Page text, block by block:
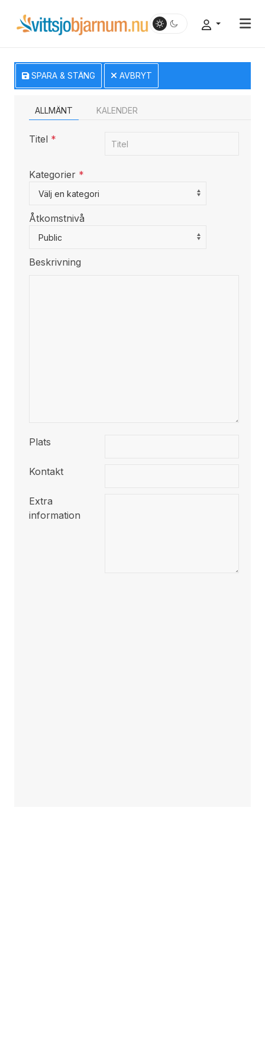
SPARA & STÄNG AVBRYT
ALLMÄNT KALENDER
Titel *
Kategorier *
Select a Category to filter list
Välj en kategori
Åtkomstnivå
Public
Beskrivning
Plats
Kontakt
Extra
information